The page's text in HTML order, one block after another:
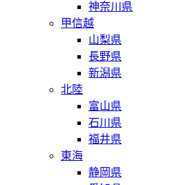
神奈川県
甲信越
山梨県
長野県
新潟県
北陸
富山県
石川県
福井県
東海
静岡県